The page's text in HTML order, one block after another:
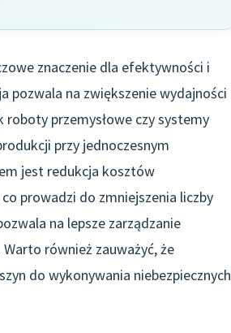
znaczenie dla efektywności i
pozwala na zwiększenie wydajności
przemysłowe czy systemy
przy jednoczesnym
jest redukcja kosztów
prowadzi do zmniejszenia liczby
na lepsze zarządzanie
również zauważyć, że
do wykonywania niebezpiecznych